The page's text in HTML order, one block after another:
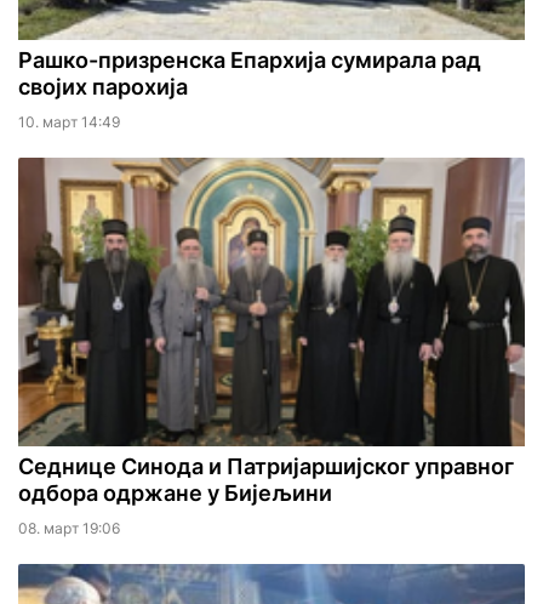
Рашко-призренска Епархија сумирала рад
својих парохија
10. март 14:49
Седнице Синода и Патријаршијског управног
одбора одржане у Бијељини
08. март 19:06